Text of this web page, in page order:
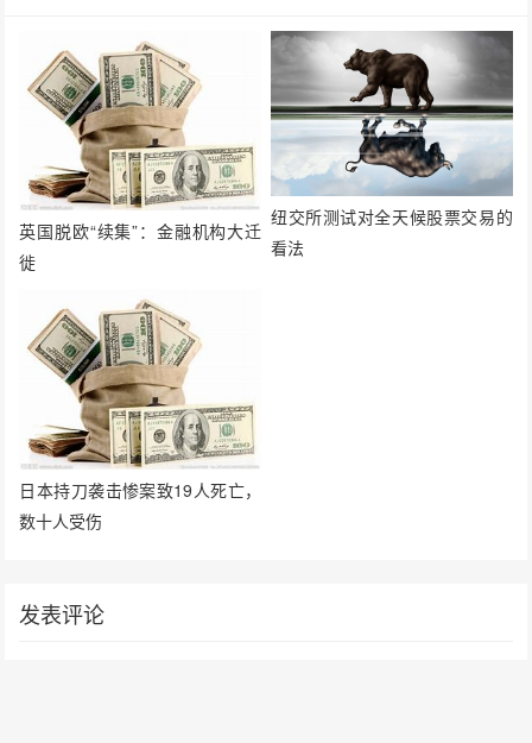
英国脱欧“续集”：金融机构大迁
徙
纽交所测试对全天候股票交易的
看法
日本持刀袭击惨案致19人死亡，
数十人受伤
发表评论